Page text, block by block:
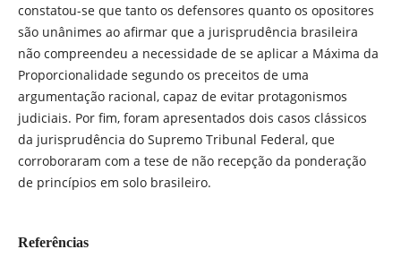
constatou-se que tanto os defensores quanto os opositores
são unânimes ao afirmar que a jurisprudência brasileira
não compreendeu a necessidade de se aplicar a Máxima da
Proporcionalidade segundo os preceitos de uma
argumentação racional, capaz de evitar protagonismos
judiciais. Por fim, foram apresentados dois casos clássicos
da jurisprudência do Supremo Tribunal Federal, que
corroboraram com a tese de não recepção da ponderação
de princípios em solo brasileiro.
Referências